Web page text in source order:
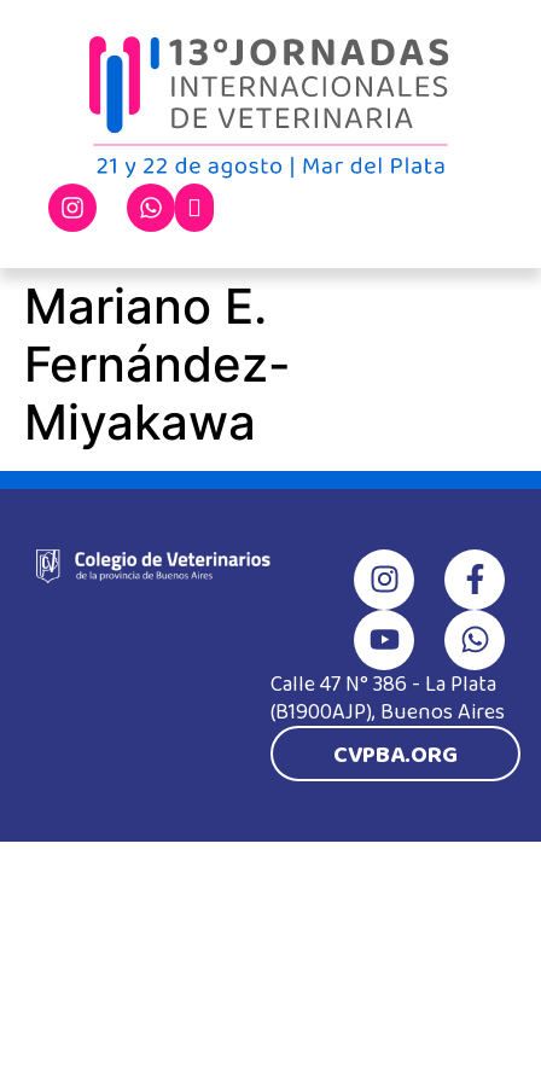
Mariano E.
Fernández-
Miyakawa
Calle 47 N° 386 - La Plata
(B1900AJP), Buenos Aires
CVPBA.ORG